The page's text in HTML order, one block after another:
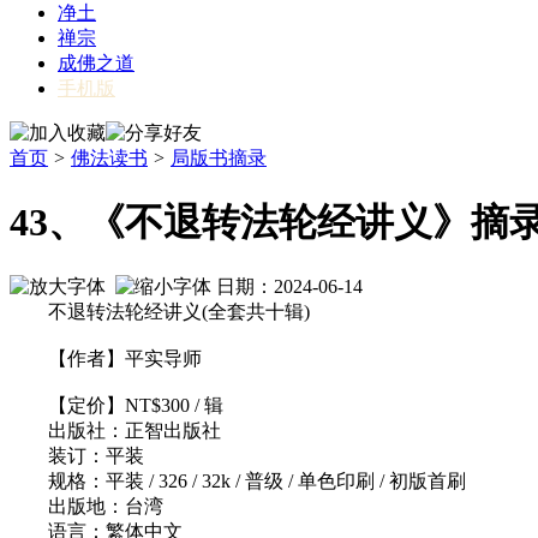
净土
禅宗
成佛之道
手机版
首页 > 佛法读书 > 局版书摘录
43、《不退转法轮经讲义》摘
日期：2024-06-14
不退转法轮经讲义(全套共十辑)
【作者】平实导师
【定价】NT$300 / 辑
出版社：正智出版社
装订：平装
规格：平装 / 326 / 32k / 普级 / 单色印刷 / 初版首刷
出版地：台湾
语言：繁体中文